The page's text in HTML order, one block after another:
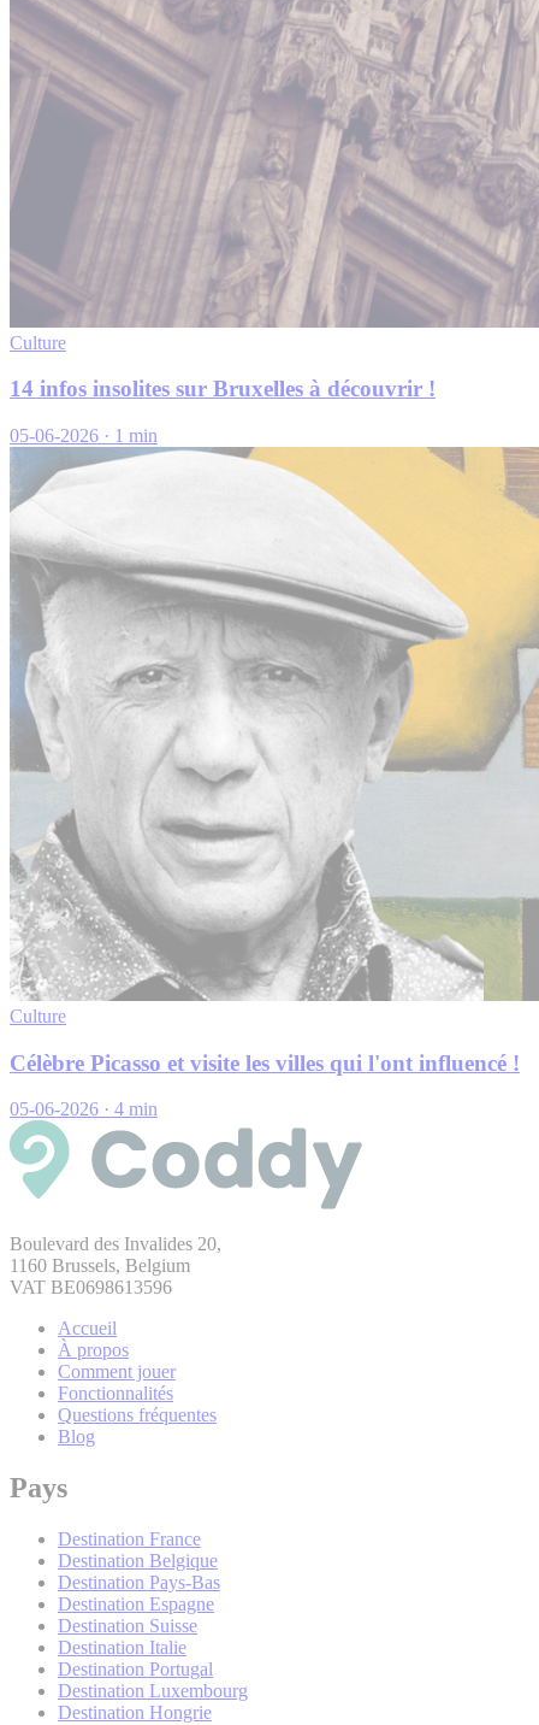
Culture
14 infos insolites sur Bruxelles à découvrir !
05-06-2026 · 1 min
Culture
Célèbre Picasso et visite les villes qui l'ont influencé !
05-06-2026 · 4 min
Boulevard des Invalides 20,
1160 Brussels, Belgium
VAT BE0698613596
Accueil
À propos
Comment jouer
Fonctionnalités
Questions fréquentes
Blog
Pays
Destination France
Destination Belgique
Destination Pays-Bas
Destination Espagne
Destination Suisse
Destination Italie
Destination Portugal
Destination Luxembourg
Destination Hongrie